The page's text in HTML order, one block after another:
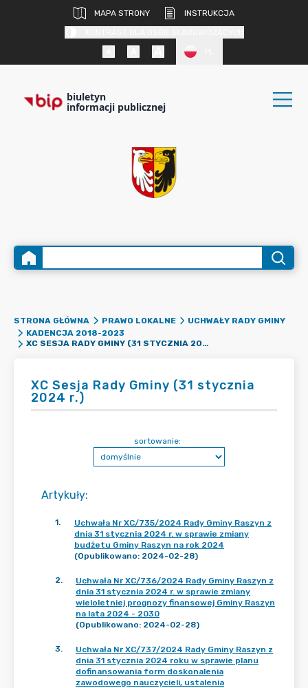
MAPA STRONY
INSTRUKCJA
biuletyn
informacji publicznej
STRONA GŁÓWNA PRAWO LOKALNE
UCHWAŁY RADY GMINY
KADENCJA 2018-2023
XC SESJA RADY GMINY (31 STYCZNIA 2024 R.)
XC Sesja Rady Gminy (31 stycznia
2024 r.)
Artykuły:
sortowanie:
1.
Uchwała Nr XC/735/2024 Rady Gminy Raszyn z
dnia 31 stycznia 2024 r. w sprawie zmiany
budżetu Gminy Raszyn na rok 2024
(Opublikowano: 2024-02-28)
2.
Uchwała Nr XC/736/2024 Rady Gminy Raszyn z
dnia 31 stycznia 2024 r. w sprawie zmiany
wieloletniej prognozy finansowej Gminy Raszyn
na lata 2024 - 2030
(Opublikowano: 2024-02-28)
3.
Uchwała Nr XC/737/2024 Rady Gminy Raszyn z
dnia 31 stycznia 2024 roku w sprawie planu
dofinansowania form doskonalenia
zawodowego nauczycieli, ustalenia